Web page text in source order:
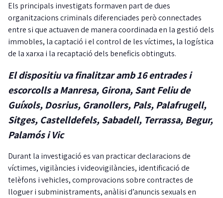
Els principals investigats formaven part de dues
organitzacions criminals diferenciades però connectades
entre si que actuaven de manera coordinada en la gestió dels
immobles, la captació i el control de les víctimes, la logística
de la xarxa i la recaptació dels beneficis obtinguts.
El dispositiu va finalitzar amb 16 entrades i
escorcolls a Manresa, Girona, Sant Feliu de
Guíxols, Dosrius, Granollers, Pals, Palafrugell,
Sitges, Castelldefels, Sabadell, Terrassa, Begur,
Palamós i Vic
Durant la investigació es van practicar declaracions de
víctimes, vigilàncies i videovigilàncies, identificació de
telèfons i vehicles, comprovacions sobre contractes de
lloguer i subministraments, anàlisi d’anuncis sexuals en